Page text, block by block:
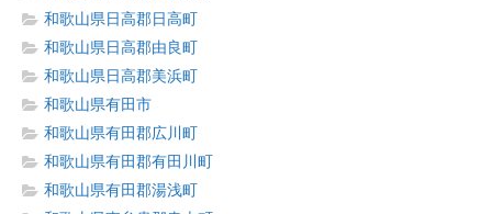
和歌山県日高郡日高町
和歌山県日高郡由良町
和歌山県日高郡美浜町
和歌山県有田市
和歌山県有田郡広川町
和歌山県有田郡有田川町
和歌山県有田郡湯浅町